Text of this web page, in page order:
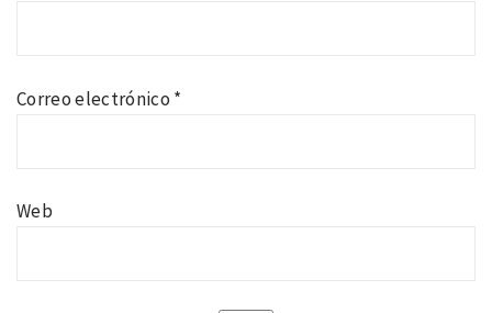
Correo electrónico *
Web